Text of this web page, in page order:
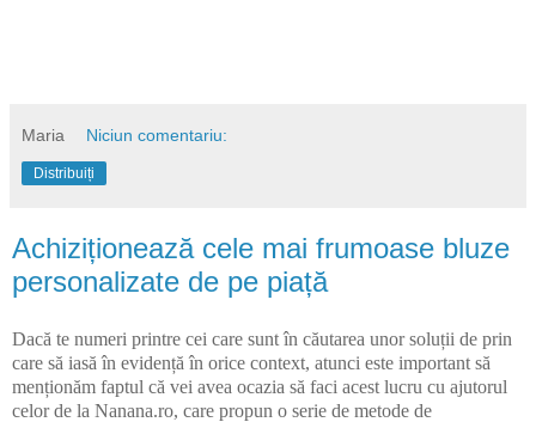
Maria Niciun comentariu:
Distribuiți
Achiziționează cele mai frumoase bluze
personalizate de pe piață
Dacă te numeri printre cei care sunt în căutarea unor soluții de prin
care să iasă în evidență în orice context, atunci este important să
menționăm faptul că vei avea ocazia să faci acest lucru cu ajutorul
celor de la Nanana.ro, care propun o serie de metode de